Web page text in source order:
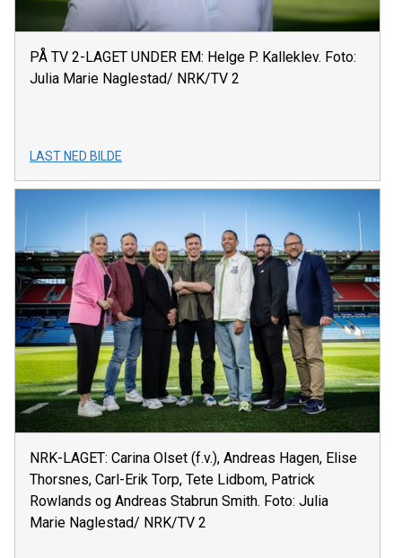
PÅ TV 2-LAGET UNDER EM: Helge P. Kalleklev. Foto:
Julia Marie Naglestad/ NRK/TV 2
LAST NED BILDE
NRK-LAGET: Carina Olset (f.v.), Andreas Hagen, Elise
Thorsnes, Carl-Erik Torp, Tete Lidbom, Patrick
Rowlands og Andreas Stabrun Smith. Foto: Julia
Marie Naglestad/ NRK/TV 2